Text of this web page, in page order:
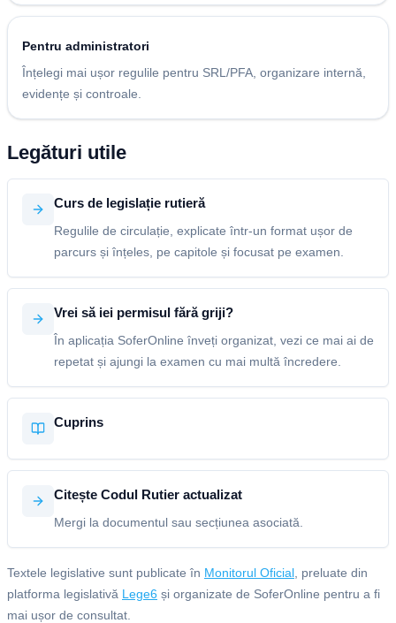
Pentru administratori
Înțelegi mai ușor regulile pentru SRL/PFA, organizare internă,
evidențe și controale.
Legături utile
Curs de legislație rutieră
Regulile de circulație, explicate într-un format ușor de
parcurs și înțeles, pe capitole și focusat pe examen.
Vrei să iei permisul fără griji?
În aplicația SoferOnline înveți organizat, vezi ce mai ai de
repetat și ajungi la examen cu mai multă încredere.
Cuprins
Citește Codul Rutier actualizat
Mergi la documentul sau secțiunea asociată.
Textele legislative sunt publicate în Monitorul Oficial , preluate din
platforma legislativă Lege6 și organizate de SoferOnline pentru a fi
mai ușor de consultat.